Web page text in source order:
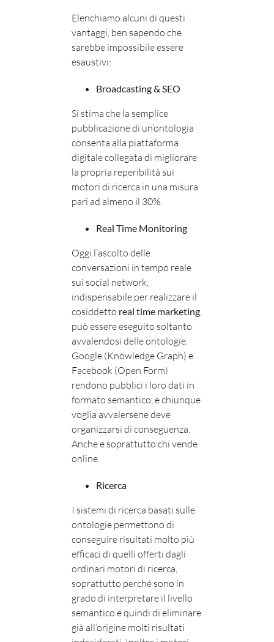
Elenchiamo alcuni di questi
vantaggi, ben sapendo che
sarebbe impossibile essere
esaustivi:
Broadcasting & SEO
Si stima che la semplice
pubblicazione di un’ontologia
consenta alla piattaforma
digitale collegata di migliorare
la propria reperibilità sui
motori di ricerca in una misura
pari ad almeno il 30%.
Real Time Monitoring
Oggi l’ascolto delle
conversazioni in tempo reale
sui social network,
indispensabile per realizzare il
cosiddetto real time marketing,
può essere eseguito soltanto
avvalendosi delle ontologie.
Google (Knowledge Graph) e
Facebook (Open Form)
rendono pubblici i loro dati in
formato semantico, e chiunque
voglia avvalersene deve
organizzarsi di conseguenza.
Anche e soprattutto chi vende
online.
Ricerca
I sistemi di ricerca basati sulle
ontologie permettono di
conseguire risultati molto più
efficaci di quelli offerti dagli
ordinari motori di ricerca,
soprattutto perché sono in
grado di interpretare il livello
semantico e quindi di eliminare
già all’origine molti risultati